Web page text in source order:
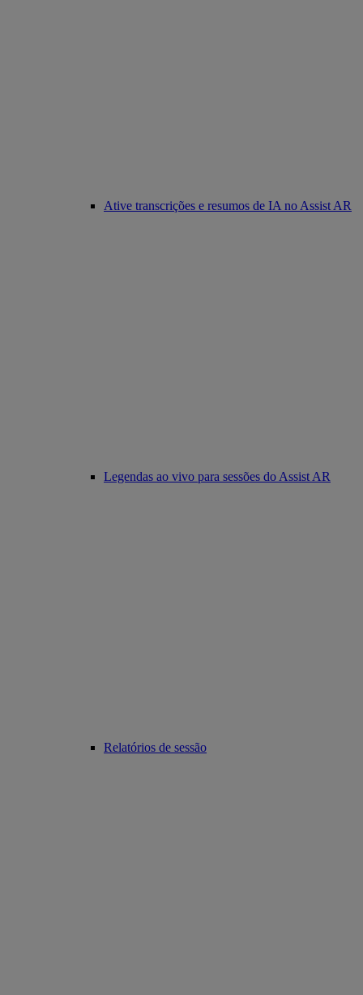
Ative transcrições e resumos de IA no Assist AR
Legendas ao vivo para sessões do Assist AR
Relatórios de sessão